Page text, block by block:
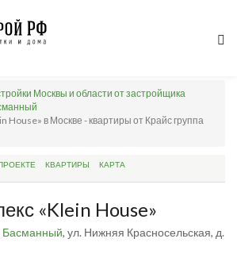
Москвы и области от застройщика
House» в Москве - квартиры от Крайс группа
КВАРТИРЫ КАРТА
«Klein House»
Басманный, ул. Нижняя Красносельская, д.